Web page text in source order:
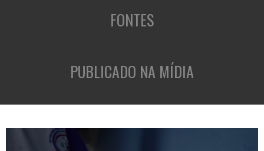
FONTES
PUBLICADO NA MÍDIA